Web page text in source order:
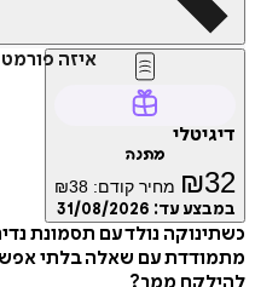
איזה
דיגיטלי
מתנה
₪32 מחיר קודם: ₪38
במבצע עד: 31/08/2026
כשתינוקה נולד עם תסמונת
מתמודדת עם שאלה בלתי